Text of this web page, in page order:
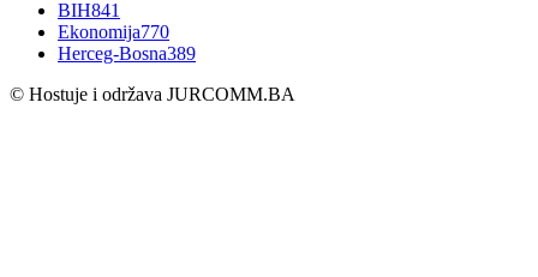
BIH841
Ekonomija770
Herceg-Bosna389
© Hostuje i održava JURCOMM.BA